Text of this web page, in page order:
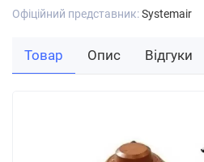
Офіційний представник:Systemair
Товар Опис Відгуки